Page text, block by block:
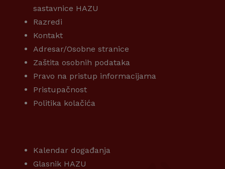
sastavnice HAZU
Razredi
Kontakt
Adresar/Osobne stranice
Zaštita osobnih podataka
Pravo na pristup informacijama
Pristupačnost
Politika kolačića
Kalendar događanja
Glasnik HAZU